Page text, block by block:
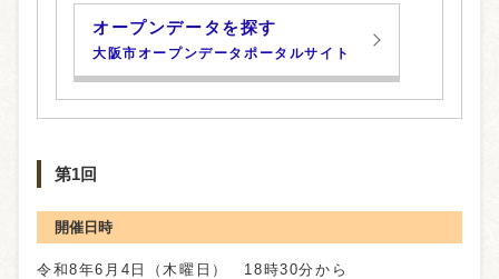
オープンデータを探す
大阪市オープンデータポータルサイト
第1回
開催日時
令和8年6月4日（木曜日） 18時30分から